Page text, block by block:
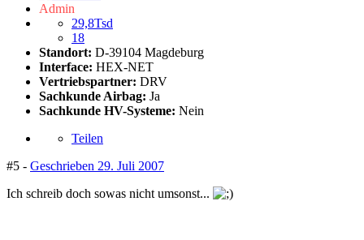
Admin
29,8Tsd
18
Standort: D-39104 Magdeburg
Interface: HEX-NET
Vertriebspartner: DRV
Sachkunde Airbag: Ja
Sachkunde HV-Systeme: Nein
Teilen
#5 - Geschrieben 29. Juli 2007
Ich schreib doch sowas nicht umsonst...